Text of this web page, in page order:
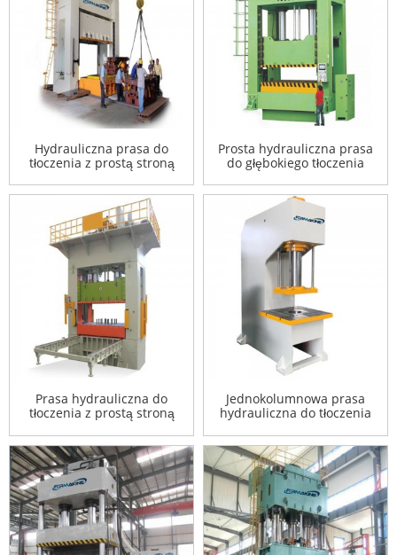
Hydrauliczna prasa do
tłoczenia z prostą stroną
Prosta hydrauliczna prasa
do głębokiego tłoczenia
Prasa hydrauliczna do
tłoczenia z prostą stroną
Jednokolumnowa prasa
hydrauliczna do tłoczenia